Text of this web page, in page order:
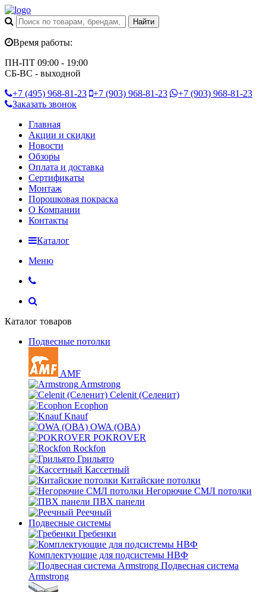
Время работы:
ПН-ПТ 09:00 - 19:00
СБ-ВС - выходной
+7 (495) 968-81-23 +7 (903) 968-81-23 +7 (903) 968-81-23
Заказать звонок
Главная
Акции и скидки
Новости
Обзоры
Оплата и доставка
Сертификаты
Монтаж
Порошковая покраска
О Компании
Контакты
Каталог
Меню
Каталог товаров
Подвесные потолки
AMF
Armstrong
Celenit (Селенит)
Ecophon
Knauf
OWA (ОВА)
POKROVER
Rockfon
Грильято
Кассетный
Китайские потолки
Негорючие СМЛ потолки
ПВХ панели
Реечный
Подвесные системы
Гребенки
Комплектующие для подсистемы НВФ
Подвесная система
Armstrong